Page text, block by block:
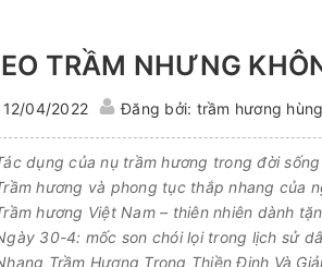
TRẦM NHƯNG
12/04/2022 Đăng bởi: trầm hương
dụng của nụ trầm hương trong đời sống
hương và phong tục thắp nhang của
hương Việt Nam – thiên nhiên dành
30-4: mốc son chói lọi trong lịch sử
Trầm Hương Trong Thiền Định Và